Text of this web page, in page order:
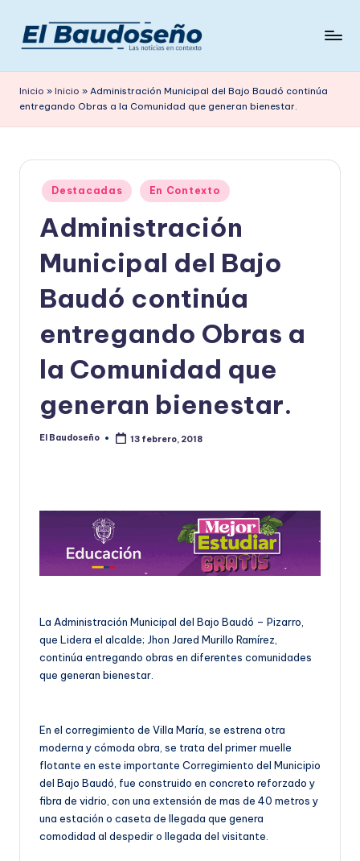
Saltar
contenido
e
ri
d
en
Inicio » Inicio » Administración Municipal del Bajo Baudó continúa
entregando Obras a la Comunidad que generan bienestar.
Publicado
en
Destacadas En Contexto
Administración
Municipal del Bajo
Baudó continúa
entregando Obras a
la Comunidad que
generan bienestar.
Publicado
El Baudoseño 13 febrero, 2018
La Administración Municipal del Bajo Baudó – Pizarro,
que Lidera el alcalde; Jhon Jared Murillo Ramírez,
continúa entregando obras en diferentes comunidades
que generan bienestar.
En el corregimiento de Villa María, se estrena otra
moderna y cómoda obra, se trata del primer muelle
flotante en este importante Corregimiento del Municipio
del Bajo Baudó, fue construido en concreto reforzado y
fibra de vidrio, con una extensión de mas de 40 metros y
una estación o caseta de llegada que genera
comodidad al despedir o llegada del visitante.